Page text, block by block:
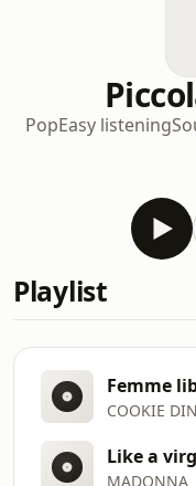
PopEasy listening
Playlist
Femme
COOKIE
Like a
MADONNA